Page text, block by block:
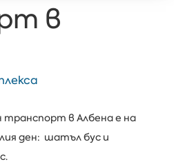
в
транспорт в Албена е на
ден: шатъл бус и